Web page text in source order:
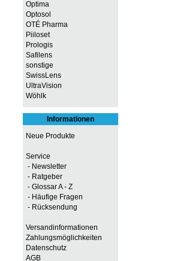
Optima
Optosol
OTÉ Pharma
Piiloset
Prologis
Safilens
sonstige
SwissLens
UltraVision
Wöhlk
Informationen
Neue Produkte
Service
- Newsletter
- Ratgeber
- Glossar A - Z
- Häufige Fragen
- Rücksendung
Versandinformationen
Zahlungsmöglichkeiten
Datenschutz
AGB